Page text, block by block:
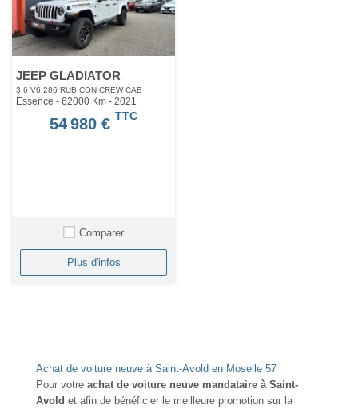
JEEP GLADIATOR
3.6 V6 286 RUBICON CREW CAB
Essence - 62000 Km - 2021
54 980 € TTC
Comparer
Plus d'infos
Achat de voiture neuve à Saint-Avold en Moselle 57
Pour votre achat de voiture neuve mandataire à Saint-
Avold et afin de bénéficier le meilleure promotion sur la